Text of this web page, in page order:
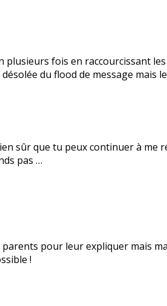
plusieurs fois en raccourcissant
du flood de message mais
sûr que tu peux continuer à me
pas …
pour leur expliquer mais
!